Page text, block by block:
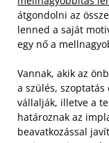
átgondolni az
lenned a saját
egy nő a
Vannak, akik az
a szülés,
vállalják, illetve a
határoznak az
beavatkozással